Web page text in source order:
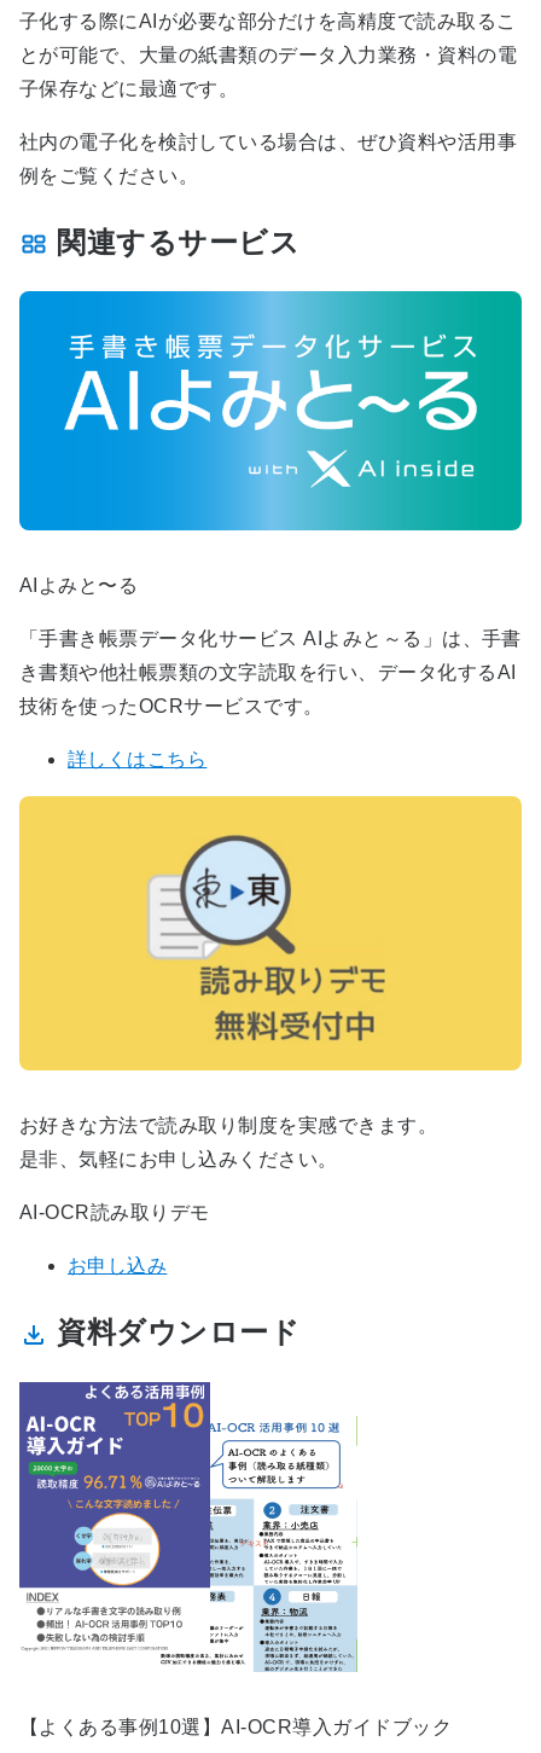
子化する際にAI が必要な部分だけを高精度で読み取るこ
とが可能で、大量の紙書類のデータ入力業務・資料の電
子保存などに最適です。
社内の電子化を検討している場合は、ぜひ資料や活用事
例をご覧ください。
関連するサービス
AIよみと〜る
「手書き帳票データ化サービス AIよみと～る」は、手書
き書類や他社帳票類の文字読取を行い、データ化するAI
技術を使ったOCRサービスです。
詳しくはこちら
お好きな方法で読み取り制度を実感できます。
是非、気軽にお申し込みください。
AI-OCR読み取りデモ
お申し込み
資料ダウンロード
【よくある事例10選】AI-OCR導入ガイドブック